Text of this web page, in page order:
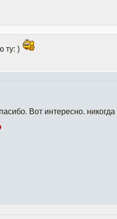
ту: )
Вот интересно. никогда